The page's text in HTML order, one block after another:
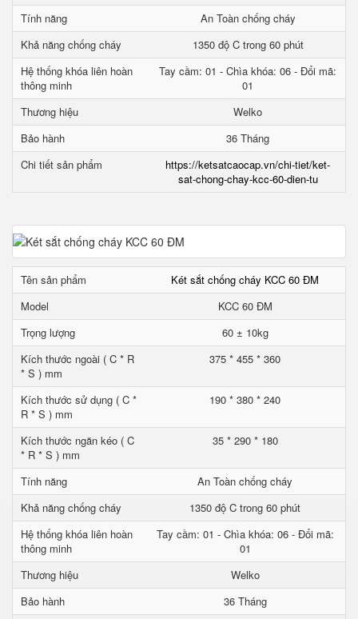
Tính năng
An Toàn chống cháy
Khả năng chống cháy
1350 độ C trong 60 phút
Hệ thống khóa liên hoàn
thông minh
Tay cầm: 01 - Chìa khóa: 06 - Đổi mã:
01
Thương hiệu
Welko
Bảo hành
36 Tháng
Chi tiết sản phẩm
https://ketsatcaocap.vn/chi-tiet/ket-
sat-chong-chay-kcc-60-dien-tu
Tên sản phẩm
Két sắt chống cháy KCC 60 ĐM
Model
KCC 60 ĐM
Trọng lượng
60 ± 10kg
Kích thước ngoài ( C * R
* S ) mm
375 * 455 * 360
Kích thước sử dụng ( C *
R * S ) mm
190 * 380 * 240
Kích thước ngăn kéo ( C
* R * S ) mm
35 * 290 * 180
Tính năng
An Toàn chống cháy
Khả năng chống cháy
1350 độ C trong 60 phút
Hệ thống khóa liên hoàn
thông minh
Tay cầm: 01 - Chìa khóa: 06 - Đổi mã:
01
Thương hiệu
Welko
Bảo hành
36 Tháng